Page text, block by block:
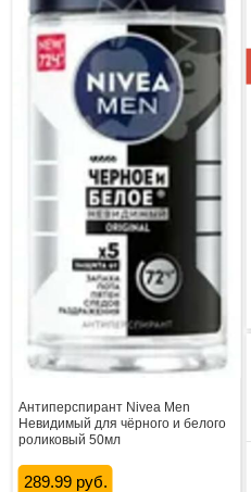
Антиперспирант Nivea Men
Невидимый для чёрного и белого
роликовый 50мл
289.99 руб.